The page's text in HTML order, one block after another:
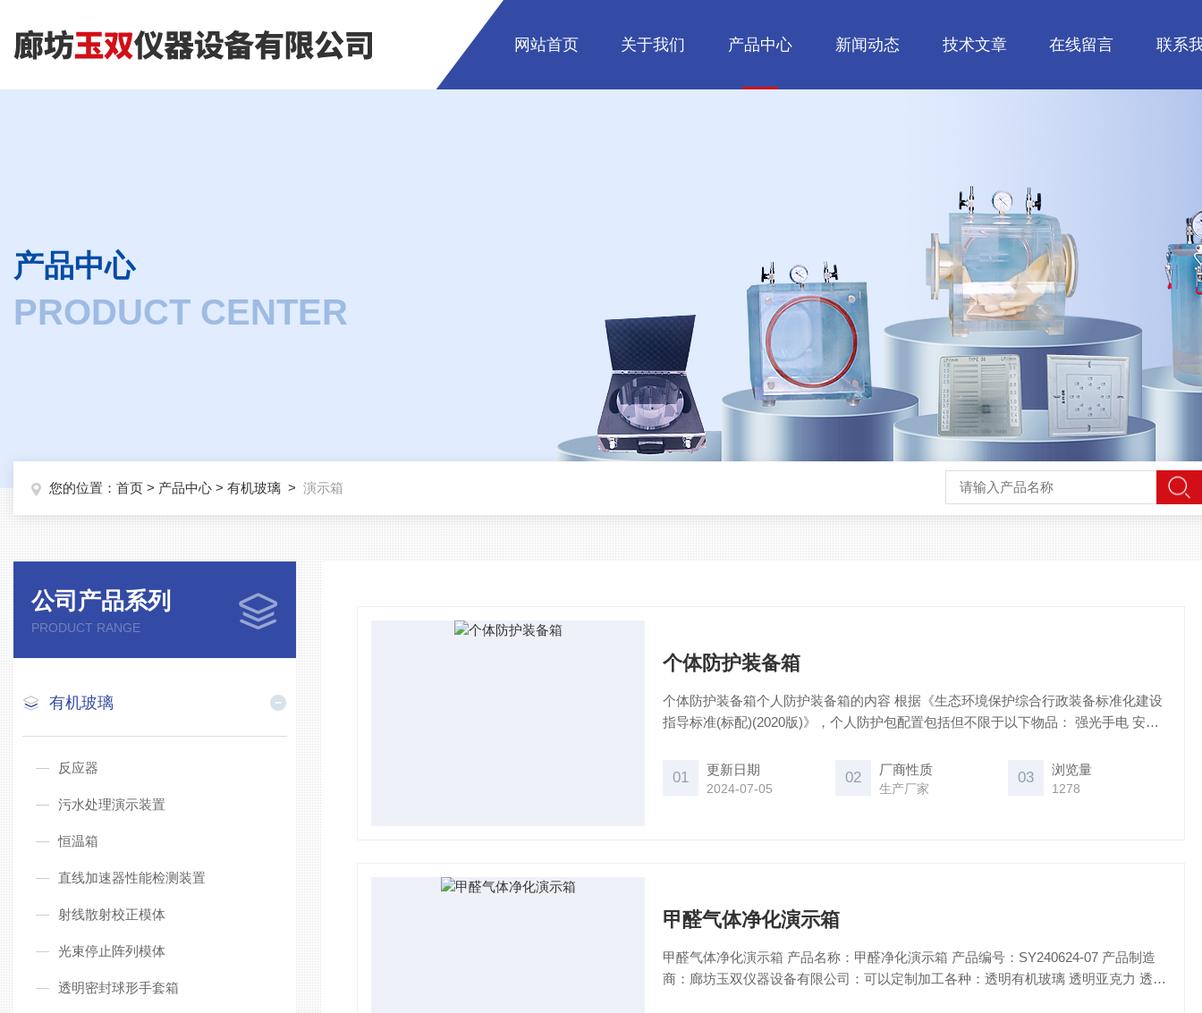
网站首页 关于我们 产品中心 新闻动态 技术文章 在线留言 联系
产品中心
PRODUCT CENTER
您的位置： 首页 > 产品中心 > 有机玻璃 > 演示箱
公司产品系列
PRODUCT RANGE
有机玻璃
反应器
污水处理演示装置
恒温箱
直线加速器性能检测装置
射线散射校正模体
光束停止阵列模体
透明密封球形手套箱
​个体防护装备箱
​个体防护装备箱个人防护装备箱的内容 根据《生态环境保护综合行政装备标准化建设
指导标准(标配)(2020版)》，个人防护包配置包括但不限于以下物品： 强光手电 安全
等。 个人防护装备的重要性
01 更新日期
2024-07-05
02 厂商性质
生产厂家
03 浏览量
1278
甲醛气体净化演示箱
甲醛气体净化演示箱 产品名称：甲醛净化演示箱 产品编号：SY240624-07 产品制造
商：廊坊玉双仪器设备有限公司：可以定制加工各种：透明有机玻璃 透明亚克力 透明